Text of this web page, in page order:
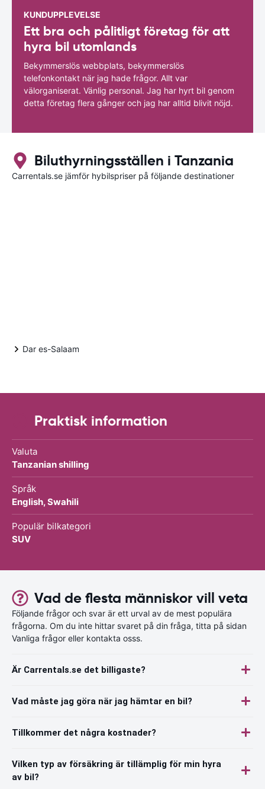
KUNDUPPLEVELSE
Ett bra och pålitligt företag för att
hyra bil utomlands
Bekymmerslös webbplats, bekymmerslös
telefonkontakt när jag hade frågor. Allt var
välorganiserat. Vänlig personal. Jag har hyrt bil genom
detta företag flera gånger och jag har alltid blivit nöjd.
Biluthyrningsställen i Tanzania
Carrentals.se jämför hybilspriser på följande destinationer
Dar es-Salaam
Praktisk information
Valuta
Tanzanian shilling
Språk
English, Swahili
Populär bilkategori
SUV
Vad de flesta människor vill veta
Följande frågor och svar är ett urval av de mest populära
frågorna. Om du inte hittar svaret på din fråga, titta på sidan
Vanliga frågor eller kontakta osss.
Är Carrentals.se det billigaste?
Vad måste jag göra när jag hämtar en bil?
Tillkommer det några kostnader?
Vilken typ av försäkring är tillämplig för min hyra
av bil?